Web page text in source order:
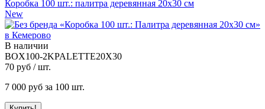
Коробка 100 шт.: палитра деревянная 20x30 см
New
В наличии
BOX100-2KPALETTE20X30
70 руб / шт.
7 000 руб за 100 шт.